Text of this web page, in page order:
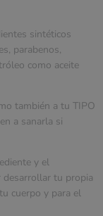
sintéticos
parabenos,
como aceite
también a tu TIPO
a sanarla si
y el
tu propia
cuerpo y para el